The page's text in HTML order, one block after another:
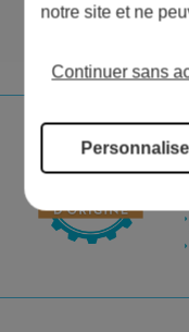
notre site et ne
Continuer sans